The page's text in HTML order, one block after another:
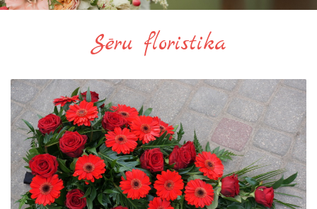
Sēru floristika